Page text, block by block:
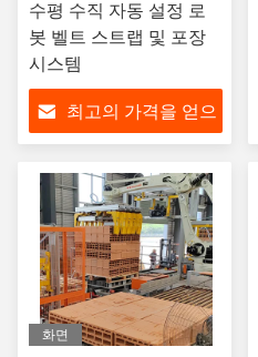
수평 수직 자동 설정 로
봇 벨트 스트랩 및 포장
시스템
최고의 가격을 얻으
화면